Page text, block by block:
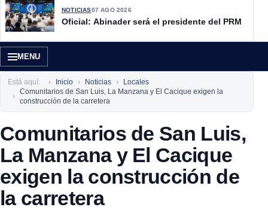
NOTICIAS07 AGO 2026
Oficial: Abinader será el presidente del PRM
MENU
Está aquí: Inicio Noticias
Locales
Comunitarios de San Luis, La Manzana y El Cacique exigen la
construcción de la carretera
Comunitarios de San Luis,
La Manzana y El Cacique
exigen la construcción de
la carretera